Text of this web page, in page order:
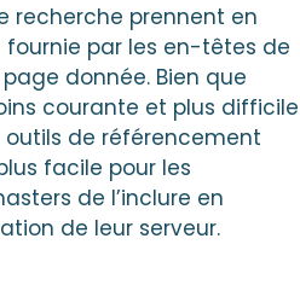
recherche prennent en
par les en-têtes de
donnée. Bien que
courante et plus difficile
outils de référencement
facile pour les
de l’inclure en
de leur serveur.